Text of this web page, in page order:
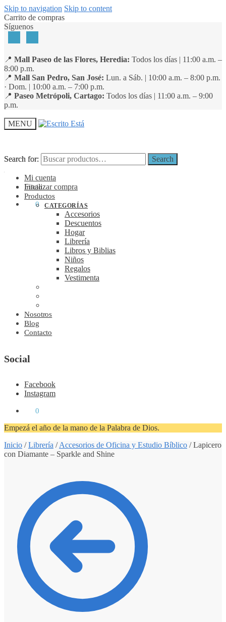
Skip to navigation Skip to content
Carrito de compras
Síguenos
📍 Mall Paseo de las Flores, Heredia: Todos los días | 11:00 a.m. –
8:00 p.m.
📍 Mall San Pedro, San José: Lun. a Sáb. | 10:00 a.m. – 8:00 p.m.
· Dom. | 10:00 a.m. – 7:00 p.m.
📍 Paseo Metrópoli, Cartago: Todos los días | 11:00 a.m. – 9:00
p.m.
MENU
Search for: Search
Mi cuenta
Finalizar compra
0
Search for: Search
Inicio
Productos
CATEGORÍAS
Accesorios
Descuentos
Hogar
Librería
Libros y Biblias
Niños
Regalos
Vestimenta
Nosotros
Blog
Contacto
Social
Facebook
Instagram
0
Empezá el año de la mano de la Palabra de Dios.
Inicio /Librería /Accesorios de Oficina y Estudio Bíblico /Lapicero
con Diamante – Sparkle and Shine